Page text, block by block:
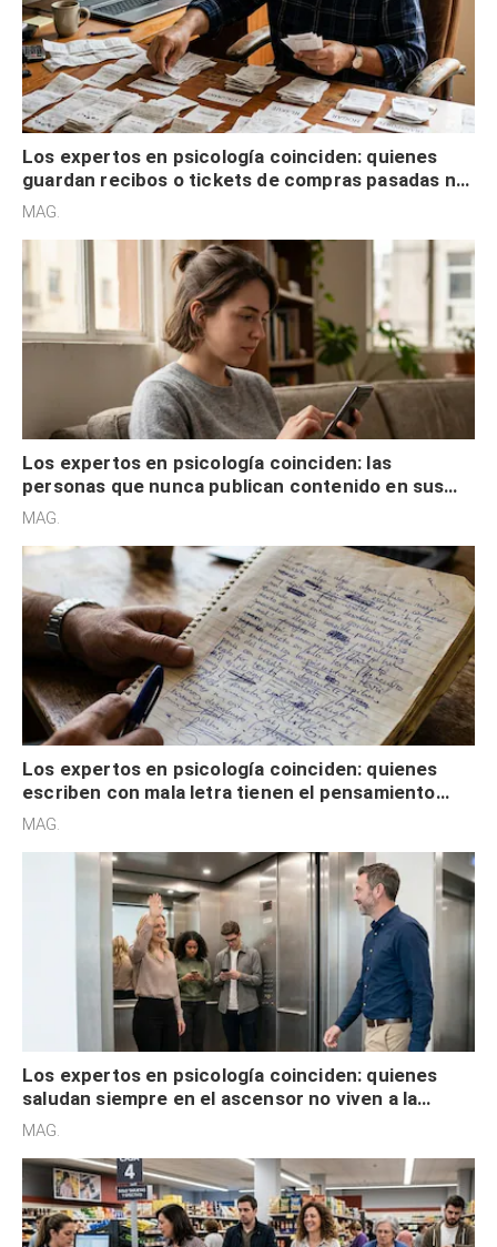
Los expertos en psicología coinciden: quienes
guardan recibos o tickets de compras pasadas no
son acumuladores, sino que tienen necesidad de
MAG.
Los expertos en psicología coinciden: las
personas que nunca publican contenido en sus
redes sociales no pretenden buscar validación
MAG.
Los expertos en psicología coinciden: quienes
escriben con mala letra tienen el pensamiento
acelerado y no lo hacen por desinterés
MAG.
Los expertos en psicología coinciden: quienes
saludan siempre en el ascensor no viven a la
defensiva y tienen apertura social
MAG.